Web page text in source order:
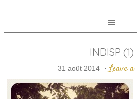
INDISP (1)
31 août 2014 · Leave